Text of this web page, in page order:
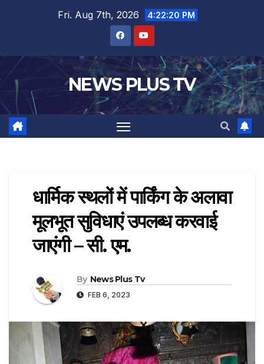
Fri. Aug 7th, 2026 4:22:20 PM
NEWS PLUS TV
धार्मिक स्थलों में पार्किंग के अलावा
मूलभूत सुविधाएं उपलब्ध करवाई
जाएंगी – सी. एम.
By News Plus Tv
FEB 6, 2023